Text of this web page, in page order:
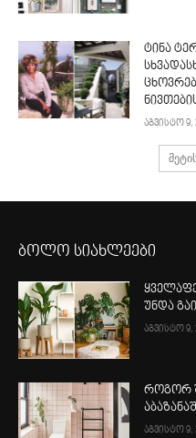
ტინა
აგვისტო 9,
ბოლო სიახლეები
უნდა
აგვისტო 9,
როგორ
აგვისტო 9,